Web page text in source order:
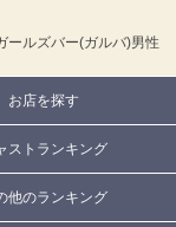
ールズバー(ガルバ)男性
お店を探す
ストランキング
他のランキング